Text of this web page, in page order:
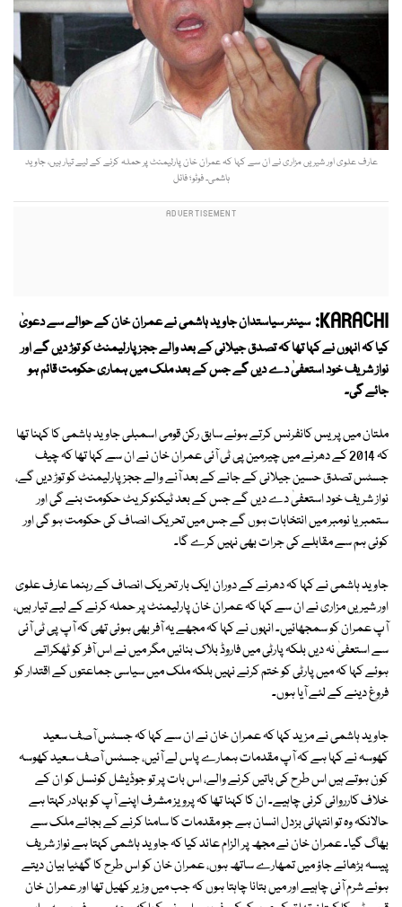
عارف علوی اور شیریں مزاری نے ان سے کہا کہ عمران خان پارلیمنٹ پر حملہ کرنے کے لیے تیار ہیں، جاوید
ہاشمی۔ فوٹو؛ فائل
KARACHI: سینئر سیاستدان جاوید ہاشمی نے عمران خان کے حوالے سے دعویٰ
کیا کہ انہوں نے کہا تھا کہ تصدق جیلانی کے بعد والے ججز پارلیمنٹ کو توڑ دیں گے اور
نواز شریف خود استعفیٰ دے دیں گے جس کے بعد ملک میں ہماری حکومت قائم ہو
جائے گی۔
ملتان میں پریس کانفرنس کرتے ہوئے سابق رکن قومی اسمبلی جاوید ہاشمی کا کہنا تھا
کہ 2014 کے دھرنے میں چیرمین پی ٹی آئی عمران خان نے ان سے کہا تھا کہ چیف
جسٹس تصدق حسین جیلانی کے جانے کے بعد آنے والے ججز پارلیمنٹ کو توڑ دیں گے،
نواز شریف خود استعفیٰ دے دیں گے جس کے بعد ٹیکنوکریٹ حکومت بنے گی اور
ستمبر یا نومبر میں انتخابات ہوں گے جس میں تحریک انصاف کی حکومت ہو گی اور
کوئی ہم سے مقابلے کی جرات بھی نہیں کرے گا۔
جاوید ہاشمی نے کہا کہ دھرنے کے دوران ایک بار تحریک انصاف کے رہنما عارف علوی
اور شیریں مزاری نے ان سے کہا کہ عمران خان پارلیمنٹ پر حملہ کرنے کے لیے تیار ہیں،
آپ عمران کو سمجھائیں۔ انہوں نے کہا کہ مجھے یہ آفر بھی ہوئی تھی کہ آپ پی ٹی آئی
سے استعفیٰ نہ دیں بلکہ پارٹی میں فاروڈ بلاک بنائیں مگر میں نے اس آفر کو ٹھکراتے
ہوئے کہا کہ میں پارٹی کو ختم کرنے نہیں بلکہ ملک میں سیاسی جماعتوں کے اقتدار کو
فروغ دینے کے لئے آیا ہوں۔
جاوید ہاشمی نے مزید کہا کہ عمران خان نے ان سے کہا کہ جسٹس آصف سعید
کھوسہ نے کہا ہے کہ آپ مقدمات ہمارے پاس لے آئیں، جسٹس آصف سعید کھوسہ
کون ہوتے ہیں اس طرح کی باتیں کرنے والے، اس بات پر تو جوڈیشل کونسل کو ان کے
خلاف کارروائی کرنی چاہیے۔ ان کا کہنا تھا کہ پرویز مشرف اپنے آپ کو بہادر کہتا ہے
حالانکہ وہ تو انتہائی بزدل انسان ہے جو مقدمات کا سامنا کرنے کے بجائے ملک سے
بھاگ گیا۔ عمران خان نے مجھ پر الزام عائد کیا کہ جاوید ہاشمی کہتا ہے نواز شریف
پیسہ بڑھائے جاؤ میں تمھارے ساتھ ہوں، عمران خان کو اس طرح کا گھٹیا بیان دیتے
ہوئے شرم آنی چاہیے اور میں بتانا چاہتا ہوں کہ جب میں وزیر کھیل تھا اور عمران خان